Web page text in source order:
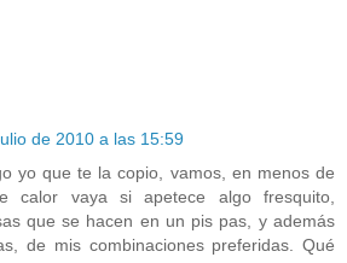
de 2010 a las 15:59
yo que te la copio, vamos, en menos de
calor vaya si apetece algo fresquito,
que se hacen en un pis pas, y además
de mis combinaciones preferidas. Qué